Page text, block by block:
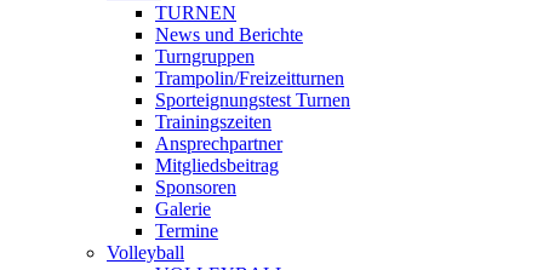
TURNEN
News und Berichte
Turngruppen
Trampolin/Freizeitturnen
Sporteignungstest Turnen
Trainingszeiten
Ansprechpartner
Mitgliedsbeitrag
Sponsoren
Galerie
Termine
Volleyball